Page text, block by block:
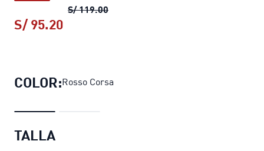
S/ 119.00Gorra de béisbol Scuderia Ferrari
S/ 95.20
COLOR:Rosso Corsa
TALLA